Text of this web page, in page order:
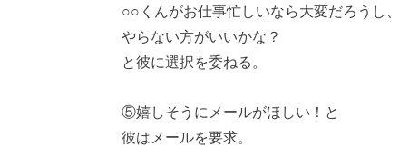
○○くんがお仕事忙しいなら大変だろうし、
やらない方がいいかな？
と彼に選択を委ねる。
⑤嬉しそうにメールがほしい！と
彼はメールを要求。